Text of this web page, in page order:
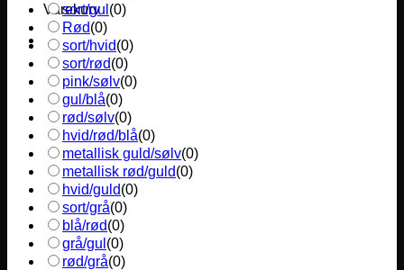
Varekurv
sort/gul (0)
Rød(0)
sort/hvid(0)
sort/rød(0)
pink/sølv(0)
gul/blå(0)
rød/sølv(0)
hvid/rød/blå(0)
metallisk guld/sølv(0)
metallisk rød/guld(0)
hvid/guld(0)
sort/grå(0)
blå/rød(0)
grå/gul (0)
rød/grå(0)